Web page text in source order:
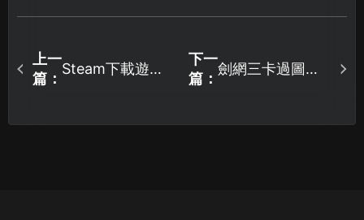
上一
篇：
Steam下載遊戲
度！
下一
篇：
劍網三卡過圖介